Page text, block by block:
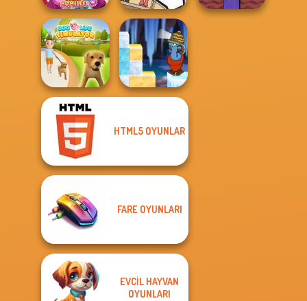
ASMR Beauty
Homeless
Organize It
Dog Life
Simulator
Gold Strike Icy
HTML5 OYUNLAR
FARE OYUNLARI
EVCIL HAYVAN
OYUNLARI